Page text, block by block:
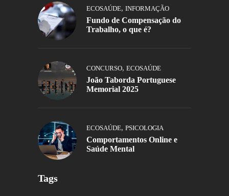
ECOSAÚDE, INFORMAÇÃO
Fundo de Compensação do
Trabalho, o que é?
CONCURSO, ECOSAÚDE
João Taborda Portuguese
Memorial 2025
ECOSAÚDE, PSICOLOGIA
Comportamentos Online e
Saúde Mental
Tags